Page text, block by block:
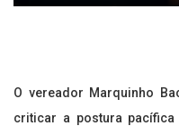
O vereador Marquinho
criticar a postura